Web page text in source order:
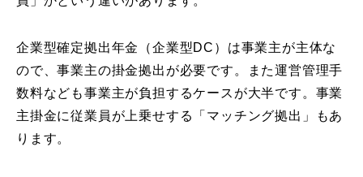
企業型確定拠出年金（企業型DC）は事業主が主体な
ので、事業主の掛金拠出が必要です。また運営管理手
数料なども事業主が負担するケースが大半です。事業
主掛金に従業員が上乗せする「マッチング拠出」もあ
ります。